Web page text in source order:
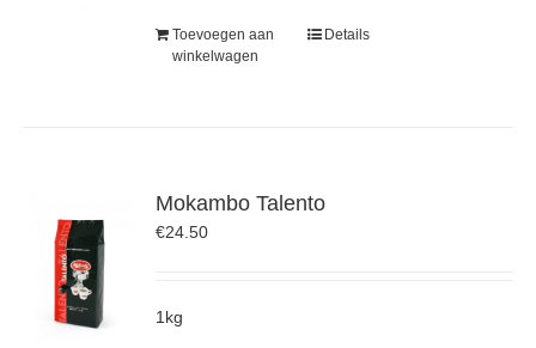
Toevoegen aan
winkelwagen
Details
Mokambo Talento
€24.50
1kg